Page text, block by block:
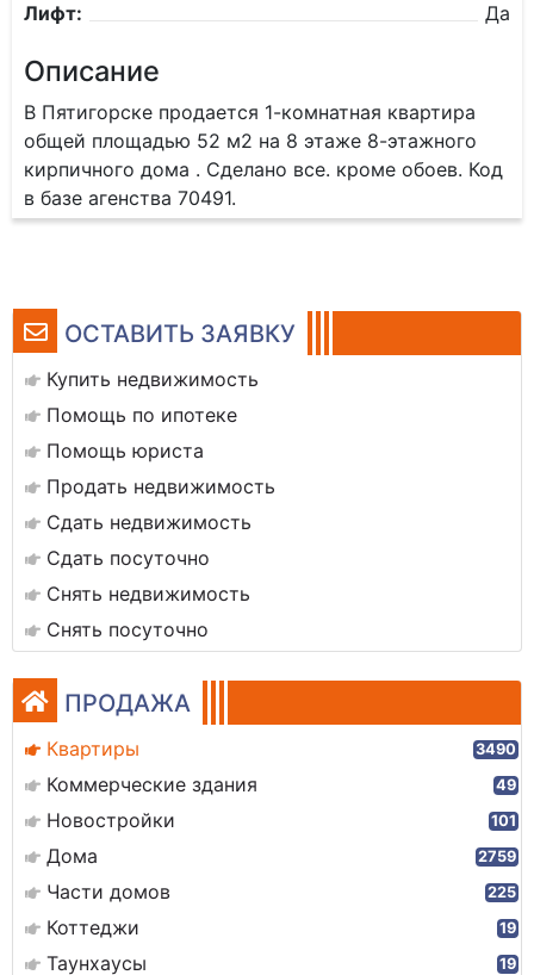
ОСТАВИТЬ ЗАЯВКУ
Купить недвижимость
Помощь по ипотеке
Помощь юриста
Продать недвижимость
Сдать недвижимость
Сдать посуточно
Снять недвижимость
Снять посуточно
ПРОДАЖА
Квартиры 3490
Коммерческие здания 49
Новостройки 101
Дома 2759
Части домов 225
Коттеджи 19
Таунхаусы 19
Лифт:
Да
Описание
В Пятигорске продается 1-комнатная квартира
общей площадью 52 м2 на 8 этаже 8-этажного
кирпичного дома . Сделано все. кроме обоев. Код
в базе агенства 70491.